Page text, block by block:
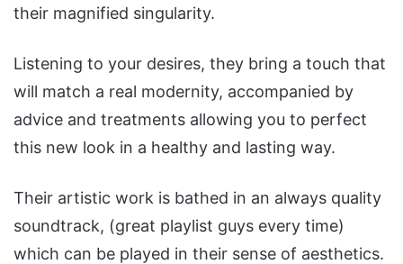
their magnified singularity.
Listening to your desires, they bring a touch that
will match a real modernity, accompanied by
advice and treatments allowing you to perfect
this new look in a healthy and lasting way.
Their artistic work is bathed in an always quality
soundtrack, (great playlist guys every time)
which can be played in their sense of aesthetics.